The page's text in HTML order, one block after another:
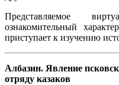
Представляемое
ознакомительный
приступает к изучению
Албазин. Явление
отряду казаков